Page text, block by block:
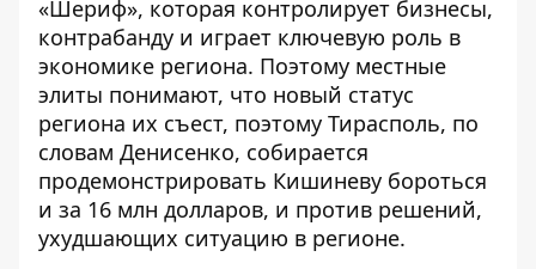
«Шериф», которая контролирует бизнесы,
контрабанду и играет ключевую роль в
экономике региона. Поэтому местные
элиты понимают, что новый статус
региона их съест, поэтому Тирасполь, по
словам Денисенко, собирается
продемонстрировать Кишиневу бороться
и за 16 млн долларов, и против решений,
ухудшающих ситуацию в регионе.